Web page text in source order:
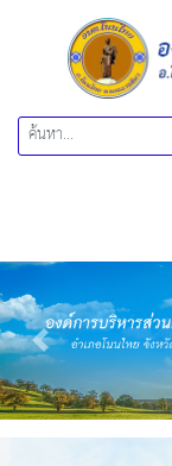
Previous